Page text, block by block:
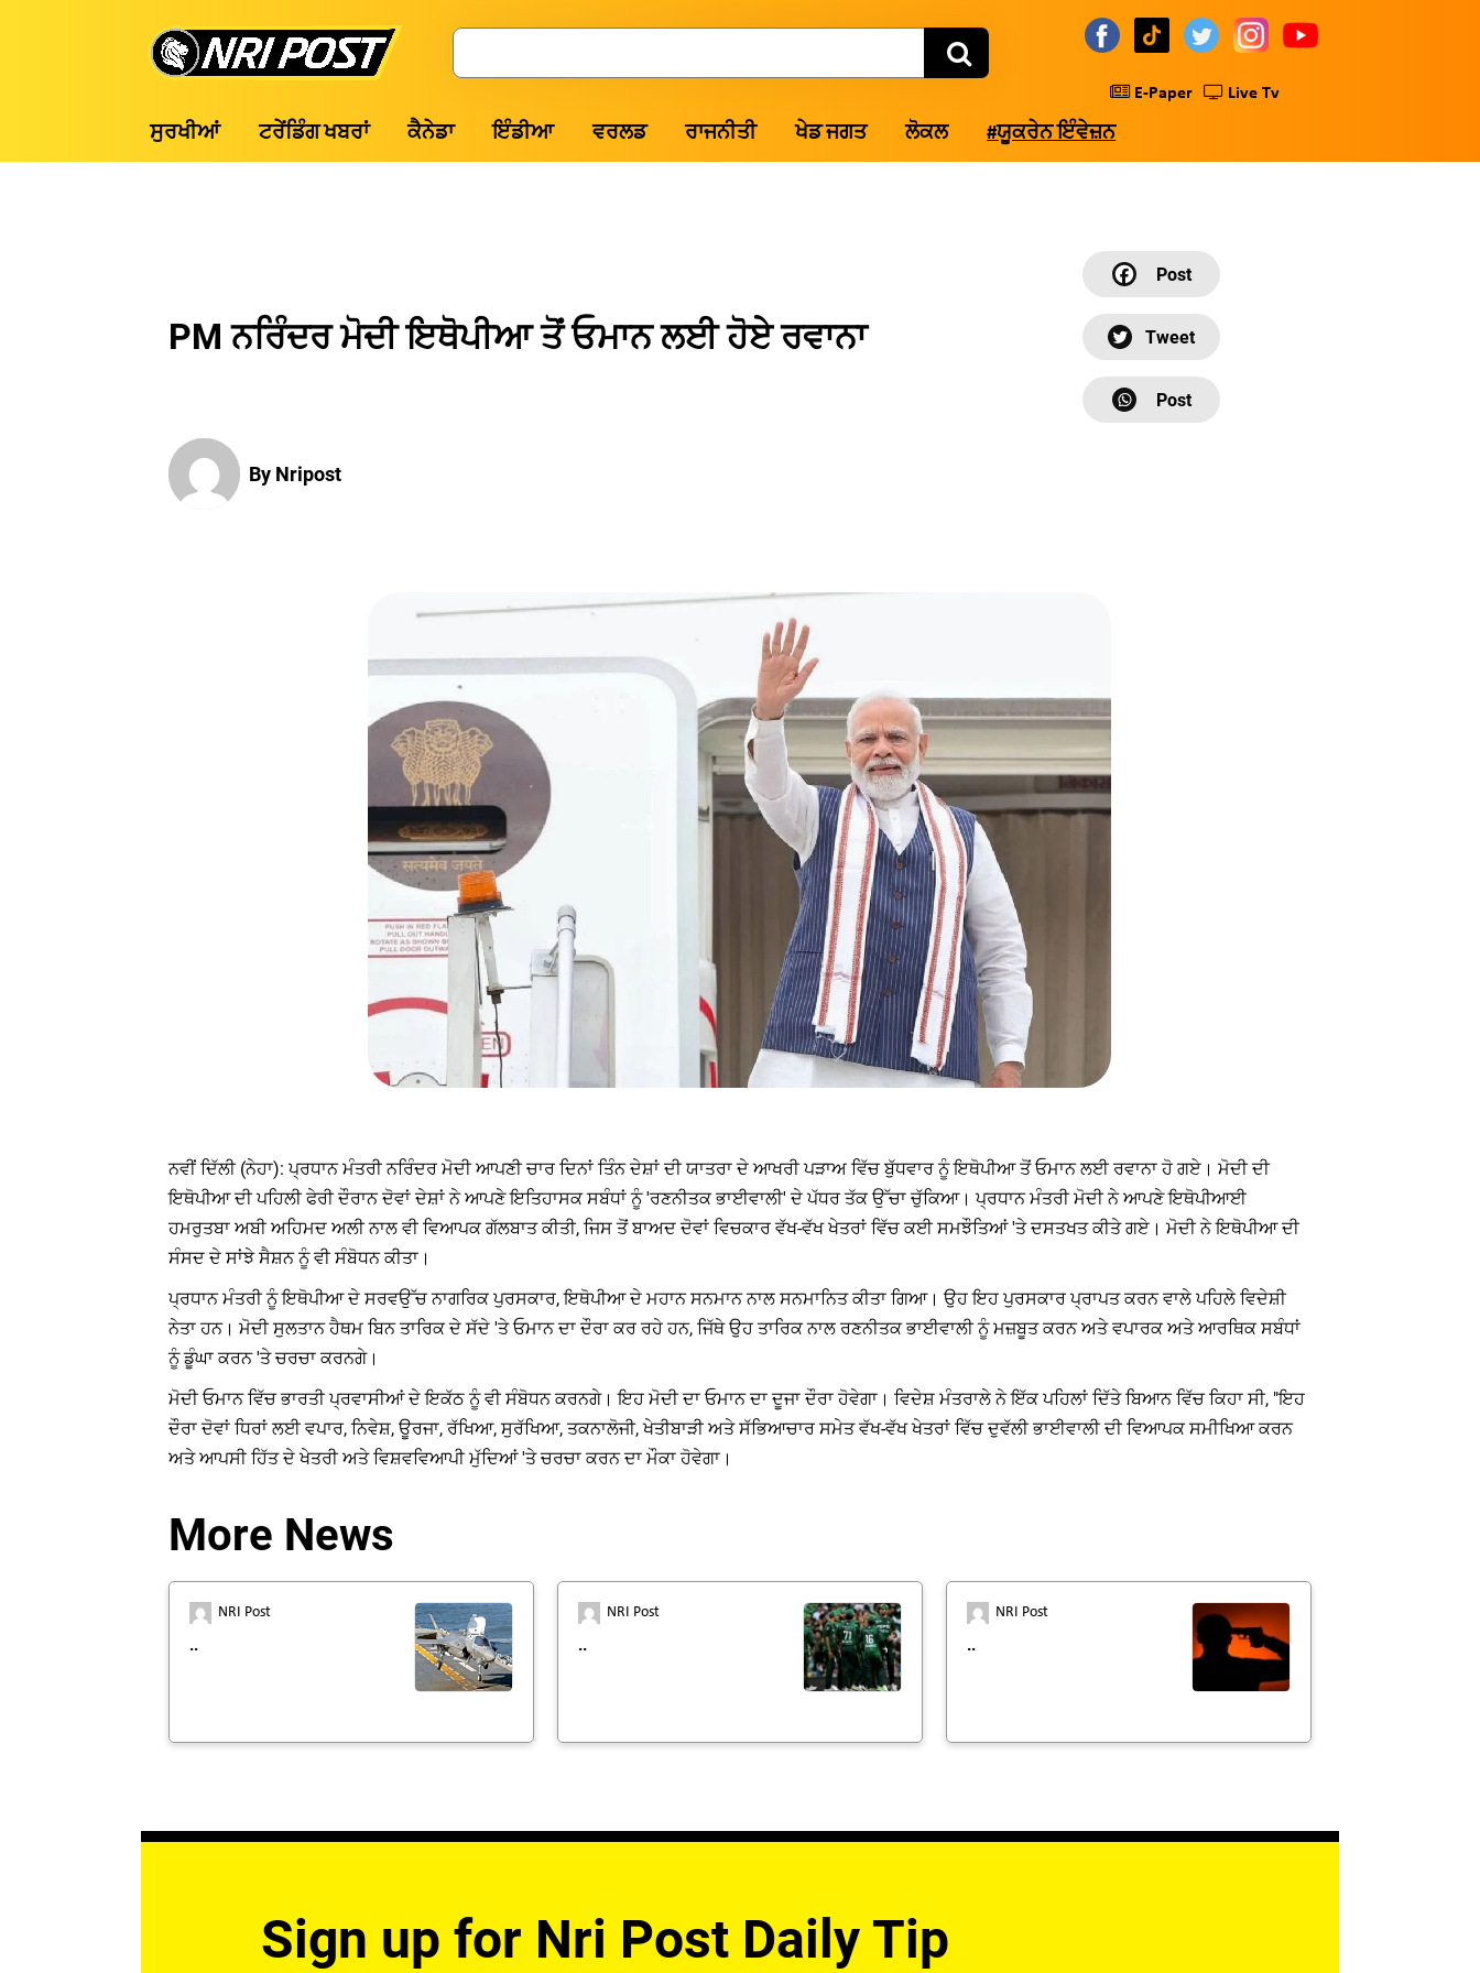
Post
Search
E-Paper Live Tv
ਸੁਰਖੀਆਂ ਟਰੇਂਡਿੰਗ ਖਬਰਾਂ ਕੈਨੇਡਾ ਇੰਡੀਆ ਵਰਲਡ ਰਾਜਨੀਤੀ ਖੇਡ ਜਗਤ ਲੋਕਲ #ਯੂਕਰੇਨ ਇੰਵੇਜ਼ਨ
PM ਨਰਿੰਦਰ ਮੋਦੀ ਇਥੋਪੀਆ ਤੋਂ ਓਮਾਨ ਲਈ ਹੋਏ ਰਵਾਨਾ
By Nripost
ਨਵੀਂ ਦਿੱਲੀ (ਨੇਹਾ): ਪ੍ਰਧਾਨ ਮੰਤਰੀ ਨਰਿੰਦਰ ਮੋਦੀ ਆਪਣੀ ਚਾਰ ਦਿਨਾਂ ਤਿੰਨ ਦੇਸ਼ਾਂ ਦੀ ਯਾਤਰਾ ਦੇ ਆਖਰੀ ਪੜਾਅ ਵਿੱਚ ਬੁੱਧਵਾਰ ਨੂੰ ਇਥੋਪੀਆ ਤੋਂ ਓਮਾਨ ਲਈ ਰਵਾਨਾ ਹੋ ਗਏ। ਮੋਦੀ ਦੀ
ਇਥੋਪੀਆ ਦੀ ਪਹਿਲੀ ਫੇਰੀ ਦੌਰਾਨ ਦੋਵਾਂ ਦੇਸ਼ਾਂ ਨੇ ਆਪਣੇ ਇਤਿਹਾਸਕ ਸਬੰਧਾਂ ਨੂੰ 'ਰਣਨੀਤਕ ਭਾਈਵਾਲੀ' ਦੇ ਪੱਧਰ ਤੱਕ ਉੱਚਾ ਚੁੱਕਿਆ। ਪ੍ਰਧਾਨ ਮੰਤਰੀ ਮੋਦੀ ਨੇ ਆਪਣੇ ਇਥੋਪੀਆਈ
ਹਮਰੁਤਬਾ ਅਬੀ ਅਹਿਮਦ ਅਲੀ ਨਾਲ ਵੀ ਵਿਆਪਕ ਗੱਲਬਾਤ ਕੀਤੀ, ਜਿਸ ਤੋਂ ਬਾਅਦ ਦੋਵਾਂ ਵਿਚਕਾਰ ਵੱਖ-ਵੱਖ ਖੇਤਰਾਂ ਵਿੱਚ ਕਈ ਸਮਝੌਤਿਆਂ 'ਤੇ ਦਸਤਖਤ ਕੀਤੇ ਗਏ। ਮੋਦੀ ਨੇ ਇਥੋਪੀਆ ਦੀ
ਸੰਸਦ ਦੇ ਸਾਂਝੇ ਸੈਸ਼ਨ ਨੂੰ ਵੀ ਸੰਬੋਧਨ ਕੀਤਾ।
ਪ੍ਰਧਾਨ ਮੰਤਰੀ ਨੂੰ ਇਥੋਪੀਆ ਦੇ ਸਰਵਉੱਚ ਨਾਗਰਿਕ ਪੁਰਸਕਾਰ, ਇਥੋਪੀਆ ਦੇ ਮਹਾਨ ਸਨਮਾਨ ਨਾਲ ਸਨਮਾਨਿਤ ਕੀਤਾ ਗਿਆ। ਉਹ ਇਹ ਪੁਰਸਕਾਰ ਪ੍ਰਾਪਤ ਕਰਨ ਵਾਲੇ ਪਹਿਲੇ ਵਿਦੇਸ਼ੀ
ਨੇਤਾ ਹਨ। ਮੋਦੀ ਸੁਲਤਾਨ ਹੈਥਮ ਬਿਨ ਤਾਰਿਕ ਦੇ ਸੱਦੇ 'ਤੇ ਓਮਾਨ ਦਾ ਦੌਰਾ ਕਰ ਰਹੇ ਹਨ, ਜਿੱਥੇ ਉਹ ਤਾਰਿਕ ਨਾਲ ਰਣਨੀਤਕ ਭਾਈਵਾਲੀ ਨੂੰ ਮਜ਼ਬੂਤ ​​ਕਰਨ ਅਤੇ ਵਪਾਰਕ ਅਤੇ ਆਰਥਿਕ ਸਬੰਧਾਂ
ਨੂੰ ਡੂੰਘਾ ਕਰਨ 'ਤੇ ਚਰਚਾ ਕਰਨਗੇ।
ਮੋਦੀ ਓਮਾਨ ਵਿੱਚ ਭਾਰਤੀ ਪ੍ਰਵਾਸੀਆਂ ਦੇ ਇਕੱਠ ਨੂੰ ਵੀ ਸੰਬੋਧਨ ਕਰਨਗੇ। ਇਹ ਮੋਦੀ ਦਾ ਓਮਾਨ ਦਾ ਦੂਜਾ ਦੌਰਾ ਹੋਵੇਗਾ। ਵਿਦੇਸ਼ ਮੰਤਰਾਲੇ ਨੇ ਇੱਕ ਪਹਿਲਾਂ ਦਿੱਤੇ ਬਿਆਨ ਵਿੱਚ ਕਿਹਾ ਸੀ, "ਇਹ
ਦੌਰਾ ਦੋਵਾਂ ਧਿਰਾਂ ਲਈ ਵਪਾਰ, ਨਿਵੇਸ਼, ਊਰਜਾ, ਰੱਖਿਆ, ਸੁਰੱਖਿਆ, ਤਕਨਾਲੋਜੀ, ਖੇਤੀਬਾੜੀ ਅਤੇ ਸੱਭਿਆਚਾਰ ਸਮੇਤ ਵੱਖ-ਵੱਖ ਖੇਤਰਾਂ ਵਿੱਚ ਦੁਵੱਲੀ ਭਾਈਵਾਲੀ ਦੀ ਵਿਆਪਕ ਸਮੀਖਿਆ ਕਰਨ
ਅਤੇ ਆਪਸੀ ਹਿੱਤ ਦੇ ਖੇਤਰੀ ਅਤੇ ਵਿਸ਼ਵਵਿਆਪੀ ਮੁੱਦਿਆਂ 'ਤੇ ਚਰਚਾ ਕਰਨ ਦਾ ਮੌਕਾ ਹੋਵੇਗਾ।
More News
NRI Post
..
NRI Post
..
NRI Post
..
Sign up for Nri Post Daily Tip